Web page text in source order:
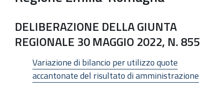
DELIBERAZIONE DELLA GIUNTA
REGIONALE 30 MAGGIO 2022, N. 855
Variazione di bilancio per utilizzo quote
accantonate del risultato di amministrazione